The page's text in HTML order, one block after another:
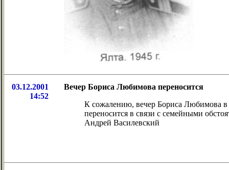
03.12.2001
14:52
Вечер Бориса Любимова переносится
К сожалению, вечер Бориса Любимова в
переносится в связи с семейными
Андрей Василевский